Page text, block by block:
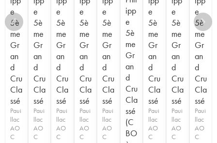
e
5è
me
Gr
an
d
Cru
Cla
ssé
Paui
llac
AO
C
e
5è
me
Gr
an
d
Cru
Cla
ssé
Paui
llac
AO
C
e
5è
me
Gr
an
d
Cru
Cla
ssé
Paui
llac
AO
C
e
5è
me
Gr
an
d
Cru
Cla
ssé
Paui
llac
AO
C
e
5è
me
Gr
an
d
Cru
Cla
ssé
Paui
llac
AO
C
ipp
e
5è
me
Gr
an
d
Cru
Cla
ssé
(C
BO
e
5è
me
Gr
an
d
Cru
Cla
ssé
Paui
llac
AO
C
e
5è
me
Gr
an
d
Cru
Cla
ssé
Paui
llac
AO
C
e
5è
me
Gr
an
d
Cru
Cla
ssé
Paui
llac
AO
C